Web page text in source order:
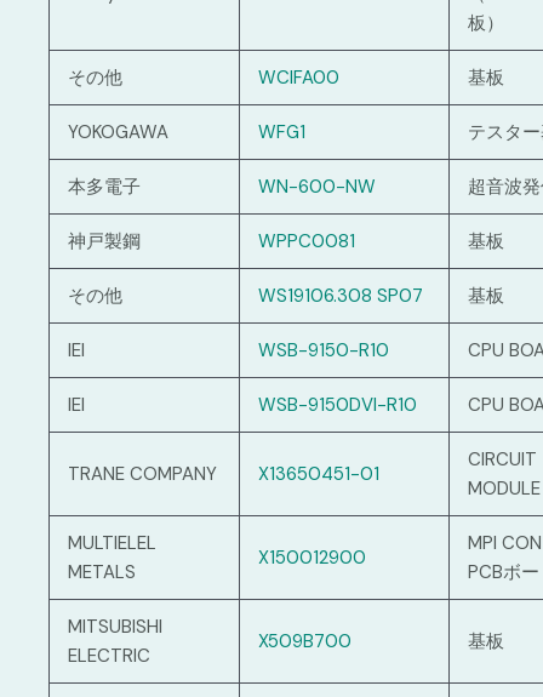
板）
その他 WCIFA00 基板
YOKOGAWA WFG1 テスタ
本多電子 WN-600-NW 超音波
神戸製鋼 WPPC0081 基板
その他 WS19106.308 SP07 基板
IEI WSB-9150-R10 CPU
IEI WSB-9150DVI-R10 CPU
TRANE COMPANY X13650451-01
CIRCUIT
MODULE
MULTIELEL
METALS
X150012900
MPI
PCBボ
MITSUBISHI
ELECTRIC
X509B700 基板